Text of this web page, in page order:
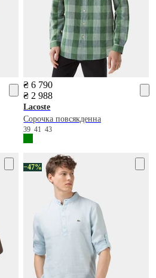
₴ 6 790
₴ 2 988
Lacoste
Сорочка повсякденна
394143
−47%